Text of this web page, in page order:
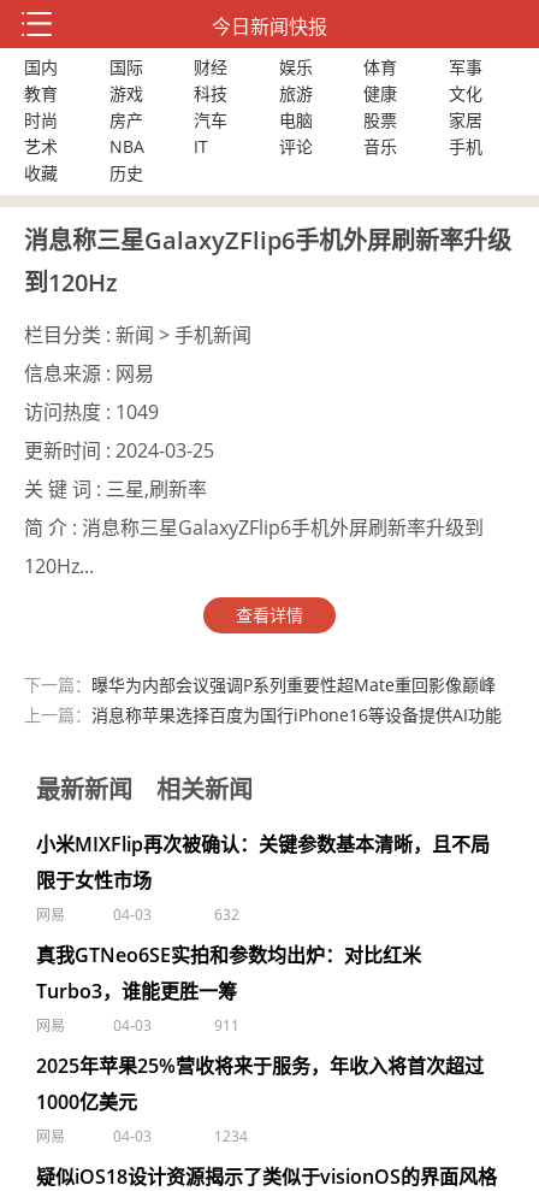
今日新闻快报
国内 国际 财经 娱乐 体育
军事
教育
游戏 科技 旅游 健康
文化
时尚
房产 汽车 电脑 股票
家居
艺术
NBA IT 评论 音乐
手机
收藏
历史
消息称三星GalaxyZFlip6手机外屏刷新率升级
到120Hz
栏目分类 : 新闻 > 手机新闻
信息来源 : 网易
访问热度 : 1049
更新时间 : 2024-03-25
关 键 词 : 三星,刷新率
简 介 : 消息称三星GalaxyZFlip6手机外屏刷新率升级到
120Hz...
查看详情
下一篇： 曝华为内部会议强调P系列重要性超Mate重回影像巅峰
上一篇： 消息称苹果选择百度为国行iPhone16等设备提供AI功能
最新新闻 相关新闻
小米MIXFlip再次被确认：关键参数基本清晰，且不局
限于女性市场
网易 04-03 632
真我GTNeo6SE实拍和参数均出炉：对比红米
Turbo3，谁能更胜一筹
网易 04-03 911
2025年苹果25%营收将来于服务，年收入将首次超过
1000亿美元
网易 04-03 1234
疑似iOS18设计资源揭示了类似于visionOS的界面风格